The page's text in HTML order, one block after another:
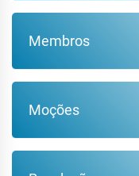
Membros
Moções